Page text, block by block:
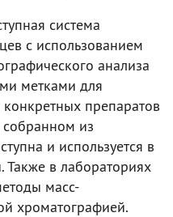
система
с использованием
анализа
метками для
препаратов
собранном из
и используется в
Также в лабораториях
масс-
хроматографией.